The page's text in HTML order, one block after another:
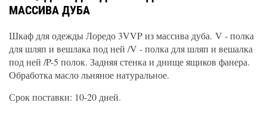
МАССИВА ДУБА
Шкаф для одежды Лоредо 3VVP из массива дуба. V - полка
для шляп и вешлака под ней /V - полка для шляп и вешалка
под ней /P-5 полок. Задняя стенка и днище ящиков фанера.
Обработка масло льняное натуральное.
Срок поставки: 10-20 дней.